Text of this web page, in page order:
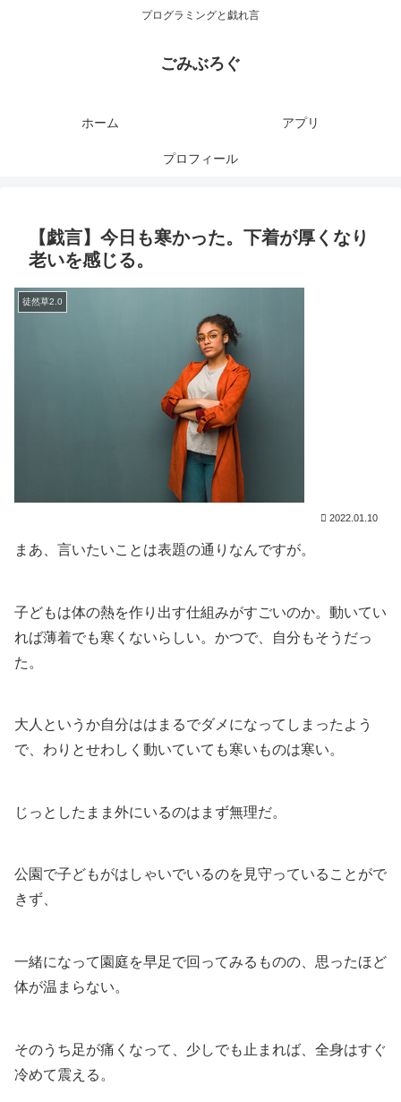
プログラミングと戯れ言
ごみぶろぐ
ホーム アプリ
プロフィール
【戯言】今日も寒かった。下着が厚くなり
老いを感じる。
徒然草2.0
2022.01.10
まあ、言いたいことは表題の通りなんですが。
子どもは体の熱を作り出す仕組みがすごいのか。動いてい
れば薄着でも寒くないらしい。かつで、自分もそうだっ
た。
大人というか自分ははまるでダメになってしまったよう
で、わりとせわしく動いていても寒いものは寒い。
じっとしたまま外にいるのはまず無理だ。
公園で子どもがはしゃいでいるのを見守っていることがで
きず、
一緒になって園庭を早足で回ってみるものの、思ったほど
体が温まらない。
そのうち足が痛くなって、少しでも止まれば、全身はすぐ
冷めて震える。